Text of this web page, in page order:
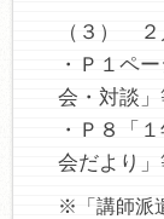
（３） ２
・Ｐ１ペ
会・対談」
・Ｐ８「
会だより」
※「講師派